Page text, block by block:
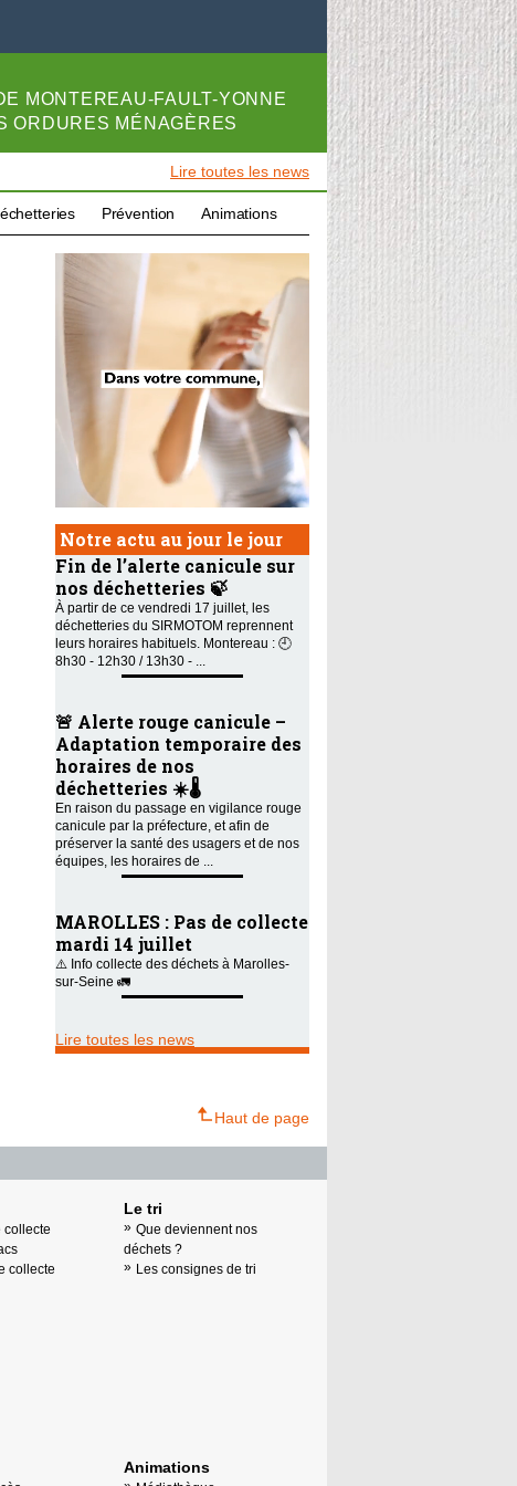
MONTEREAU-FAULT-YONNE
ORDURES MÉNAGÈRES
Lire toutes les news
Prévention Animations
Notre actu au jour le jour
Fin de l’alerte canicule sur
nos déchetteries 🍃
À partir de ce vendredi 17 juillet, les
déchetteries du SIRMOTOM reprennent
leurs horaires habituels. Montereau : 🕘
8h30 - 12h30 / 13h30 - ...
🚨 Alerte rouge canicule –
Adaptation temporaire des
horaires de nos
déchetteries ☀️🌡️
En raison du passage en vigilance rouge
canicule par la préfecture, et afin de
préserver la santé des usagers et de nos
équipes, les horaires de ...
MAROLLES : Pas de collecte
mardi 14 juillet
⚠️ Info collecte des déchets à Marolles-
sur-Seine 🚛
Lire toutes les news
Haut de page
collecte
collecte
Le tri
Que deviennent nos
déchets ?
Les consignes de tri
Animations